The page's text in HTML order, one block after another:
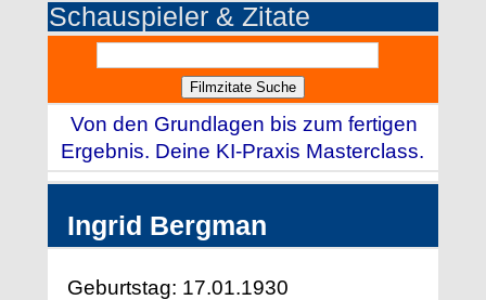
Schauspieler & Zitate
Von den Grundlagen bis zum fertigen
Ergebnis. Deine KI-Praxis Masterclass.
Ingrid Bergman
Geburtstag: 17.01.1930